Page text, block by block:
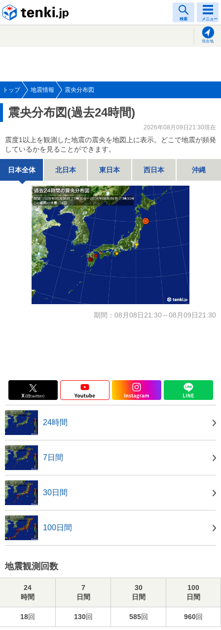
検索 メニュー
現在地
トップ 地震情報 震央分布図
震央分布図(過去24時間)
2026年08月09日21:30現在
震度1以上を観測した地震の震央を地図上に表示。どこで地震が頻発
しているかを見ることができます。
日本全体 北日本 東日本 西日本 沖縄
期間：08月08日21:30～08月09日21:30
24時間
7日間
30日間
100日間
地震観測回数
24
時間
7
日間
30
日間
100
日間
18回 130回 585回 960回